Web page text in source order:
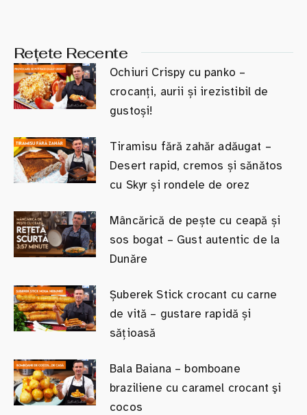
Rețete Recente
Ochiuri Crispy cu panko –
crocanți, aurii și irezistibil de
gustoși!
Tiramisu fără zahăr adăugat –
Desert rapid, cremos și sănătos
cu Skyr și rondele de orez
Mâncărică de pește cu ceapă și
sos bogat – Gust autentic de la
Dunăre
Șuberek Stick crocant cu carne
de vită – gustare rapidă și
sățioasă
Bala Baiana – bomboane
braziliene cu caramel crocant şi
cocos